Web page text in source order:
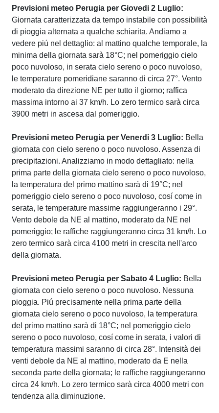
Previsioni meteo Perugia per Giovedi 2 Luglio:
Giornata caratterizzata da tempo instabile con possibilità
di pioggia alternata a qualche schiarita. Andiamo a
vedere piú nel dettaglio: al mattino qualche temporale, la
minima della giornata sarà 18°C; nel pomeriggio cielo
poco nuvoloso, in serata cielo sereno o poco nuvoloso,
le temperature pomeridiane saranno di circa 27°. Vento
moderato da direzione NE per tutto il giorno; raffica
massima intorno ai 37 km/h. Lo zero termico sarà circa
3900 metri in ascesa dal pomeriggio.
Previsioni meteo Perugia per Venerdi 3 Luglio: Bella
giornata con cielo sereno o poco nuvoloso. Assenza di
precipitazioni. Analizziamo in modo dettagliato: nella
prima parte della giornata cielo sereno o poco nuvoloso,
la temperatura del primo mattino sarà di 19°C; nel
pomeriggio cielo sereno o poco nuvoloso, cosí come in
serata, le temperature massime raggiungeranno i 29°.
Vento debole da NE al mattino, moderato da NE nel
pomeriggio; le raffiche raggiungeranno circa 31 km/h. Lo
zero termico sarà circa 4100 metri in crescita nell'arco
della giornata.
Previsioni meteo Perugia per Sabato 4 Luglio: Bella
giornata con cielo sereno o poco nuvoloso. Nessuna
pioggia. Piú precisamente nella prima parte della
giornata cielo sereno o poco nuvoloso, la temperatura
del primo mattino sarà di 18°C; nel pomeriggio cielo
sereno o poco nuvoloso, cosí come in serata, i valori di
temperatura massimi saranno di circa 28°. Intensità dei
venti debole da NE al mattino, moderato da E nella
seconda parte della giornata; le raffiche raggiungeranno
circa 24 km/h. Lo zero termico sarà circa 4000 metri con
tendenza alla diminuzione.